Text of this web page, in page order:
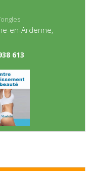
en-Ardenne,
613